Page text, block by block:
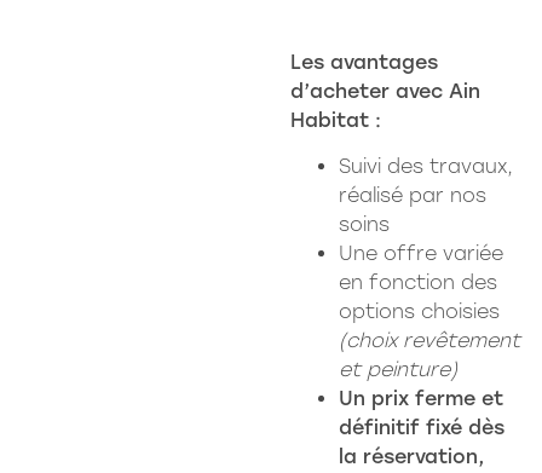
Les avantages
d’acheter avec Ain
Habitat :
Suivi des travaux,
réalisé par nos
soins
Une offre variée
en fonction des
options choisies
(choix revêtement
et peinture)
Un prix ferme et
définitif fixé dès
la réservation,